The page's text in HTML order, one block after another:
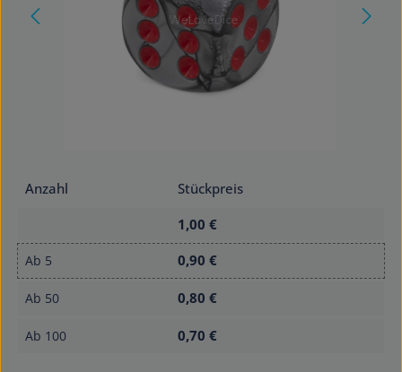
Anzahl
Stückpreis
1,00 €
Ab 5 0,90 €
Ab 50 0,80 €
Ab 100 0,70 €